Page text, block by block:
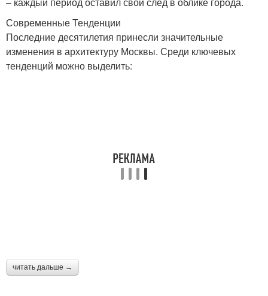
Современные Тенденции
Последние десятилетия принесли значительные
изменения в архитектуру Москвы. Среди ключевых
тенденций можно выделить:
читать дальше →